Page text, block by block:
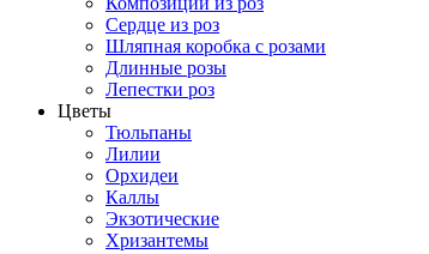
Сердце из роз
Шляпная коробка с розами
Длинные розы
Лепестки роз
Цветы
Тюльпаны
Лилии
Орхидеи
Каллы
Экзотические
Хризантемы